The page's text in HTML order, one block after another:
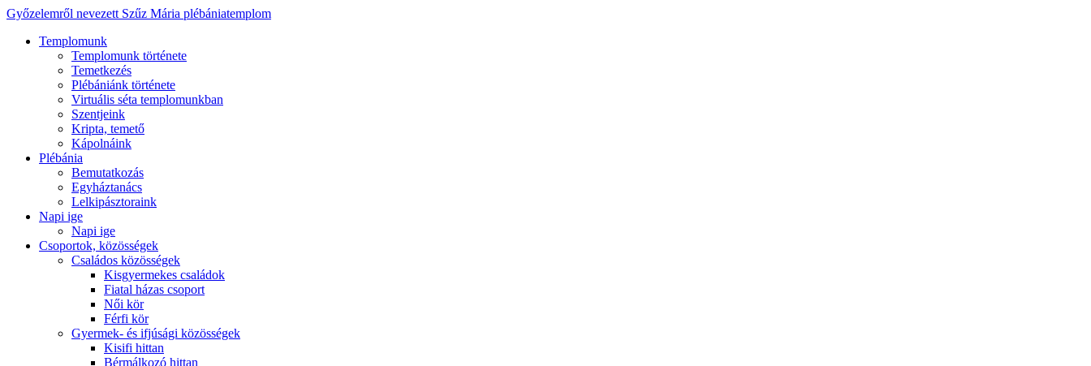
Győzelemről nevezett Szűz Mária plébániatemplom
Templomunk
Templomunk története
Temetkezés
Plébániánk története
Virtuális séta templomunkban
Szentjeink
Kripta, temető
Kápolnáink
Plébánia
Bemutatkozás
Egyháztanács
Lelkipásztoraink
Napi ige
Napi ige
Csoportok, közösségek
Családos közösségek
Kisgyermekes családok
Fiatal házas csoport
Női kör
Férfi kör
Gyermek- és ifjúsági közösségek
Kisifi hittan
Bérmálkozó hittan